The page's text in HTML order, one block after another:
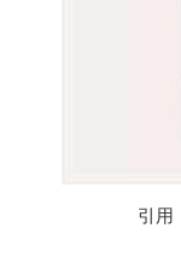
引用